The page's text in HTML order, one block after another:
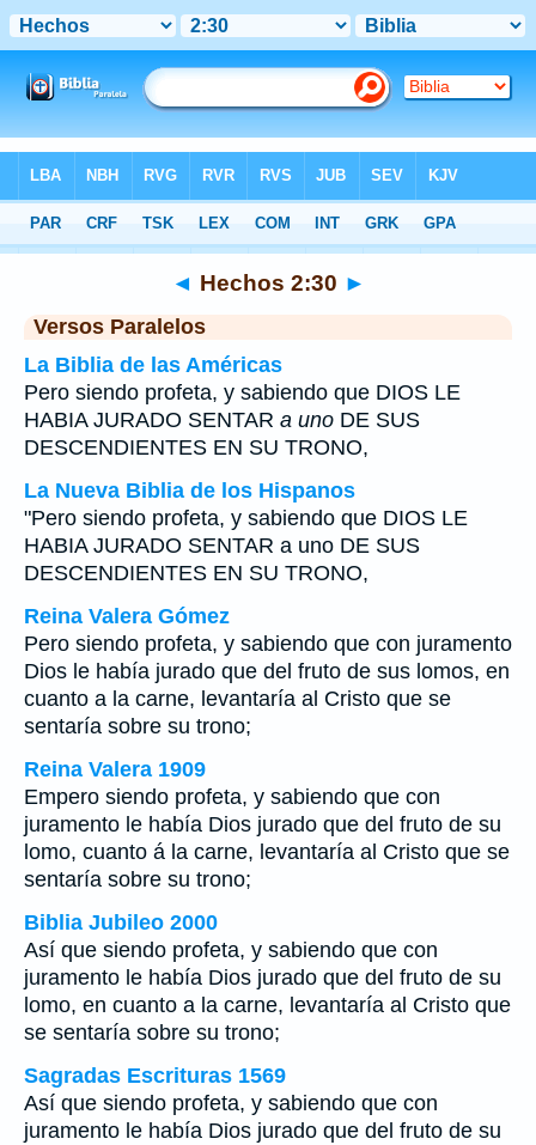
>Hechos Capítulo 2 > Verso 30
◄ Hechos 2:30 ►
Versos Paralelos
La Biblia de las Américas
Pero siendo profeta, y sabiendo que DIOS LE
HABIA JURADO SENTAR a uno DE SUS
DESCENDIENTES EN SU TRONO,
La Nueva Biblia de los Hispanos
"Pero siendo profeta, y sabiendo que DIOS LE
HABIA JURADO SENTAR a uno DE SUS
DESCENDIENTES EN SU TRONO,
Reina Valera Gómez
Pero siendo profeta, y sabiendo que con juramento
Dios le había jurado que del fruto de sus lomos, en
cuanto a la carne, levantaría al Cristo que se
sentaría sobre su trono;
Reina Valera 1909
Empero siendo profeta, y sabiendo que con
juramento le había Dios jurado que del fruto de su
lomo, cuanto á la carne, levantaría al Cristo que se
sentaría sobre su trono;
Biblia Jubileo 2000
Así que siendo profeta, y sabiendo que con
juramento le había Dios jurado que del fruto de su
lomo, en cuanto a la carne, levantaría al Cristo que
se sentaría sobre su trono;
Sagradas Escrituras 1569
Así que siendo profeta, y sabiendo que con
juramento le había Dios jurado que del fruto de su